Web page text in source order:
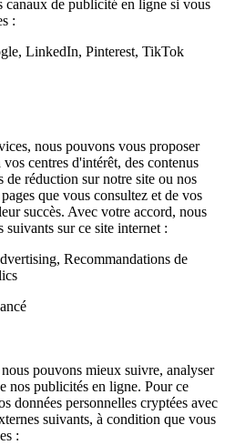
canaux de publicité en ligne si vous
:
LinkedIn, Pinterest, TikTok
nous pouvons vous proposer
centres d'intérêt, des contenus
de réduction sur notre site ou nos
que vous consultez et de vos
succès. Avec votre accord, nous
suivants sur ce site internet :
Recommandations de
pouvons mieux suivre, analyser
nos publicités en ligne. Pour ce
données personnelles cryptées avec
suivants, à condition que vous
: